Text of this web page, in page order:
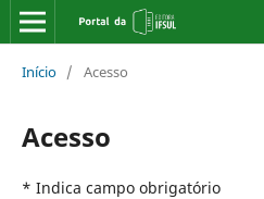
Início / Acesso
Acesso
* Indica campo obrigatório